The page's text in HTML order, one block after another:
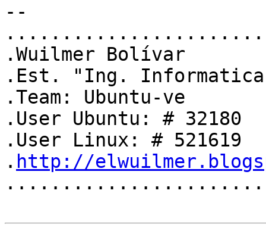
--
.Wuilmer Bolívar
.Est. "Ing.
.Team: Ubuntu-ve
.User Ubuntu: #
.User Linux: #
. http://